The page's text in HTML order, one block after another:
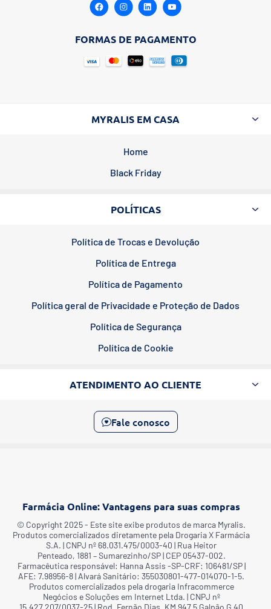
FORMAS DE PAGAMENTO
MYRALIS EM CASA
Home
Black Friday
POLÍTICAS
Política de Trocas e Devolução
Política de Entrega
Política de Pagamento
Política geral de Privacidade e Proteção de Dados
Política de Segurança
Política de Cookie
ATENDIMENTO AO CLIENTE
Fale conosco
Farmácia Online: Vantagens para suas compras
©️ Copyright 2025 - Este site exibe produtos de marca Myralis.
Produtos comercializados diretamente pela Drogaria X Farmácia
S.A. | CNPJ nº 68.031.475/0003-40 | Rua Heitor
Penteado, 1881 – Sumarezinho/SP | CEP 05437-002.
Farmacêutica responsável: Hanna Assis -SP-CRF: 106481/SP |
AFE: 7.98956-8 | Alvará Sanitário: 355030801-477-014070-1-5.
Produtos comercializados pela drogaria Infracommerce
Negócios e Soluções em Internet Ltda. | CNPJ nº
15.427.207/0037-25 | Rod. Fernão Dias, KM 947 5 Galpão G 40